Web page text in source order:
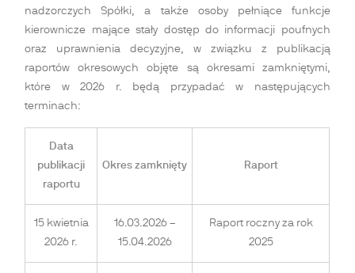
nadzorczych Spółki, a także osoby pełniące funkcje
kierownicze mające stały dostęp do informacji poufnych
oraz uprawnienia decyzyjne, w związku z publikacją
raportów okresowych objęte są okresami zamkniętymi,
które w 2026 r. będą przypadać w następujących
terminach:
Data
publikacji
raportu
Okres zamknięty Raport
15 kwietnia
2026 r.
16.03.2026 –
15.04.2026
Raport roczny za rok
2025